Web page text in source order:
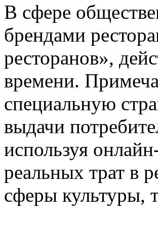
В сфере
брендами
ресторанов»,
времени.
специальную
выдачи
используя
реальных трат в
сферы культуры,